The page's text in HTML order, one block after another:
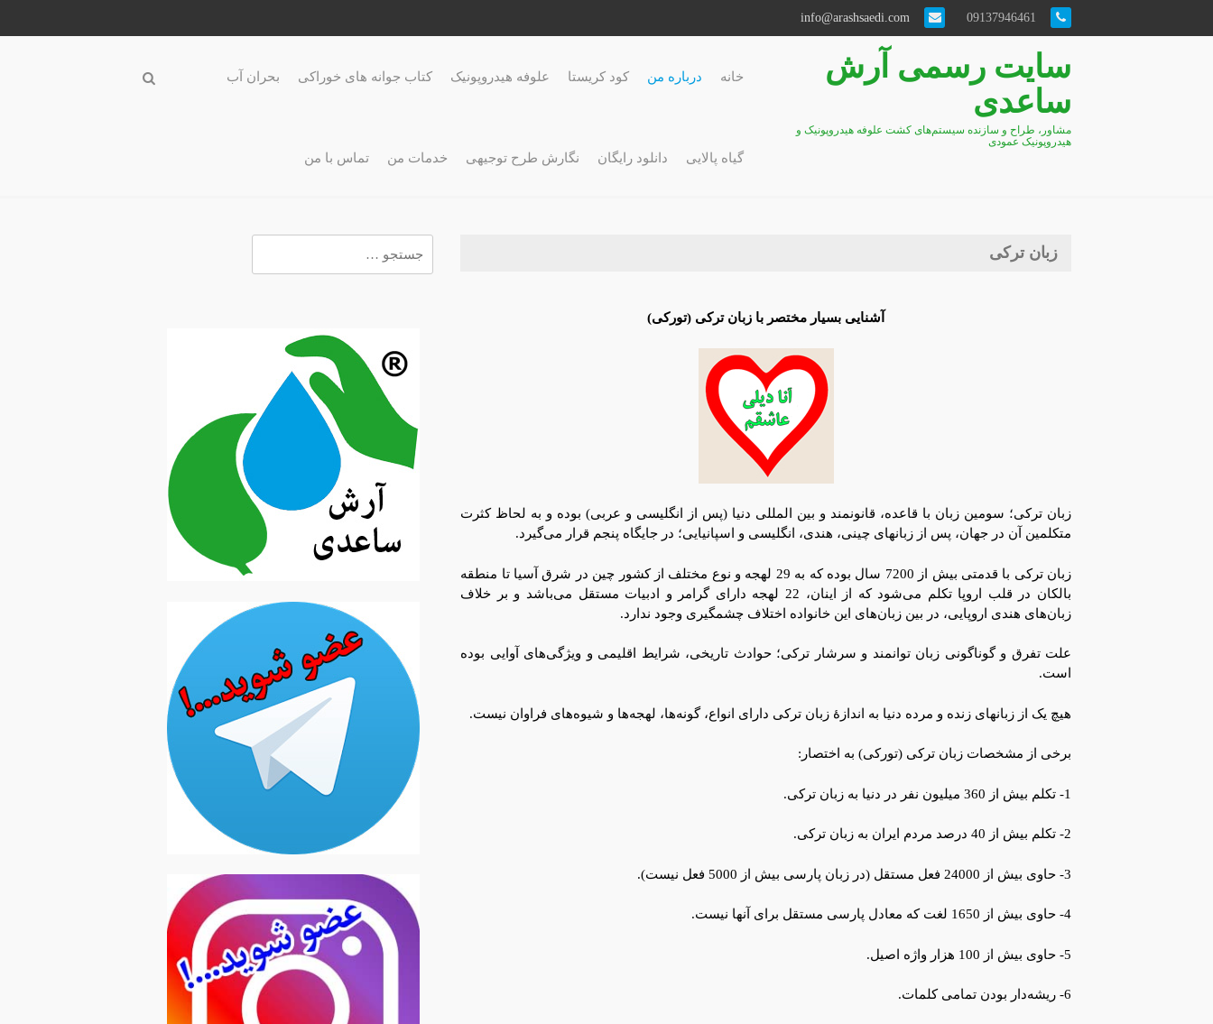
سایت رسمی آرش
ساعدی
مشاور، طراح و سازنده سیستم‌های کشت علوفه هیدروپونیک و
هیدروپونیک عمودی
خانه درباره من کود کریستا علوفه هیدروپونیک کتاب جوانه های خوراکی بحران آب
گیاه پالایی دانلود رایگان نگارش طرح توجیهی خدمات من تماس با من
زبان ترکی
آشنایی بسیار مختصر با زبان ترکی (تورکی)
زبان ترکی؛ سومین زبان با قاعده، قانونمند و بین المللی دنیا (پس از انگلیسی و عربی) بوده و به لحاظ کثرت
متکلمین آن در جهان، پس از زبانهای چینی، هندی، انگلیسی و اسپانیایی؛ در جایگاه پنجم قرار می‌گیرد.
زبان ترکی با قدمتی بیش از 7200 سال بوده که به 29 لهجه و نوع مختلف از کشور چین در شرق آسیا تا منطقه
بالکان در قلب اروپا تکلم می‌شود که از اینان، 22 لهجه دارای گرامر و ادبیات مستقل می‌باشد و بر خلاف
زبان‌های هندی اروپایی، در بین زبان‌های این خانواده اختلاف چشمگیری وجود ندارد.
علت تفرق و گوناگونی زبان توانمند و سرشار ترکی؛ حوادث تاریخی، شرایط اقلیمی و ویژگی‌های آوایی بوده
است.
هیچ یک از زبانهای زنده و مرده دنیا به اندازۀ زبان ترکی دارای انواع، گونه‌ها، لهجه‌ها و شیوه‌های فراوان نیست.
برخی از مشخصات زبان ترکی (تورکی) به اختصار:
1- تکلم بیش از 360 میلیون نفر در دنیا به زبان ترکی.
2- تکلم بیش از 40 درصد مردم ایران به زبان ترکی.
3- حاوی بیش از 24000 فعل مستقل (در زبان پارسی بیش از 5000 فعل نیست).
4- حاوی بیش از 1650 لغت که معادل پارسی مستقل برای آنها نیست.
5- حاوی بیش از 100 هزار واژه اصیل.
6- ریشه‌دار بودن تمامی کلمات.
برای: